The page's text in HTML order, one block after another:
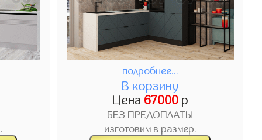
подробнее...
В корзину
Цена 67000р
БЕЗ ПРЕДОПЛАТЫ
изготовим в размер.